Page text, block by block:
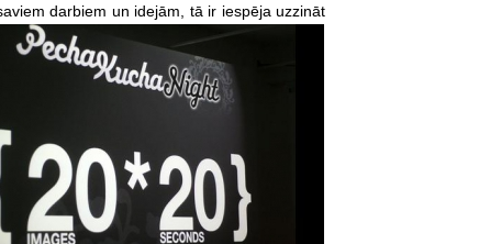
darbiem un idejām, tā ir iespēja uzzināt